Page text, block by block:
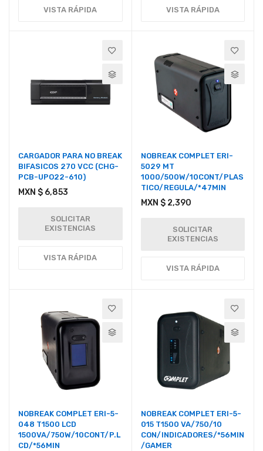
VISTA RÁPIDA VISTA RÁPIDA
CARGADOR PARA NO BREAK
BIFASICOS 270 VCC (CHG-
PCB-UPO22-610)
MXN $ 6,853
SOLICITAR
EXISTENCIAS
VISTA RÁPIDA
NOBREAK COMPLET ERI-
5029 MT
1000/500W/10CONT/PLAS
TICO/REGULA/*47MIN
MXN $ 2,390
SOLICITAR
EXISTENCIAS
VISTA RÁPIDA
NOBREAK COMPLET ERI-5-
048 T1500 LCD
1500VA/750W/10CONT/P.L
CD/*56MIN
NOBREAK COMPLET ERI-5-
015 T1500 VA/750/10
CON/INDICADORES/*56MIN
/GAMER